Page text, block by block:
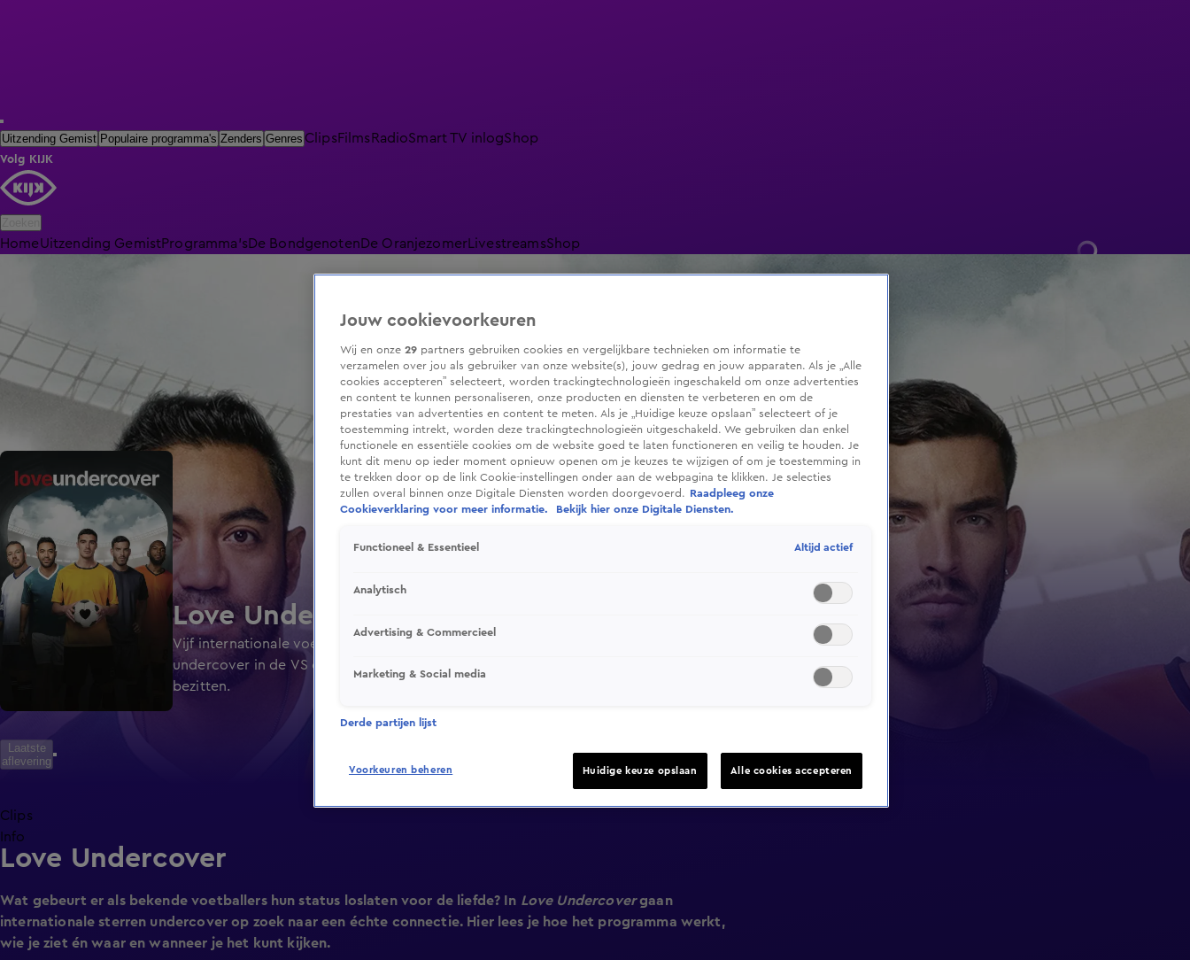
Uitzending Gemist Populaire programma's Zenders Genres ClipsFilmsRadioSmart TV inlogShop
Volg KIJK
HomeUitzending GemistProgramma'sDe Bondgenoten De Oranjezomer LivestreamsShop
Love Undercover
Vijf internationale voetbalsterren, waaronder onze eigen Ryan Babel, gaan
undercover in de VS om de liefde te vinden voor wie ze zijn, niet voor wat ze
bezitten.
Laatste
aflevering
Clips
Info
Love Undercover
Wat gebeurt er als bekende voetballers hun status loslaten voor de liefde? In Love Undercovergaan
internationale sterren undercover op zoek naar een échte connectie. Hier lees je hoe het programma werkt,
wie je ziet én waar en wanneer je het kunt kijken.
Jouw cookievoorkeuren
Wij en onze 29 partners gebruiken cookies en vergelijkbare technieken om informatie te
verzamelen over jou als gebruiker van onze website(s), jouw gedrag en jouw apparaten. Als je „Alle
cookies accepteren” selecteert, worden trackingtechnologieën ingeschakeld om onze advertenties
en content te kunnen personaliseren, onze producten en diensten te verbeteren en om de
prestaties van advertenties en content te meten. Als je „Huidige keuze opslaan” selecteert of je
toestemming intrekt, worden deze trackingtechnologieën uitgeschakeld. We gebruiken dan enkel
functionele en essentiële cookies om de website goed te laten functioneren en veilig te houden. Je
kunt dit menu op ieder moment opnieuw openen om je keuzes te wijzigen of om je toestemming in
te trekken door op de link Cookie-instellingen onder aan de webpagina te klikken. Je selecties
zullen overal binnen onze Digitale Diensten worden doorgevoerd.
Raadpleeg onze
Cookieverklaring voor meer informatie.
Bekijk hier onze Digitale Diensten.
Functioneel & Essentieel Altijd actief
Analytisch
Advertising & Commercieel
Marketing & Social media
Derde partijen lijst
Voorkeuren beheren Huidige keuze opslaan Alle cookies accepteren